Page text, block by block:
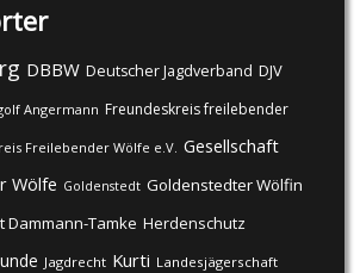
DBBW Deutscher Jagdverband DJV
Angermann Freundeskreis freilebender
Freilebender Wölfe e.V. Gesellschaft
Wölfe Goldenstedt Goldenstedter Wölfin
Dammann-Tamke Herdenschutz
Jagdrecht Kurti Landesjägerschaft